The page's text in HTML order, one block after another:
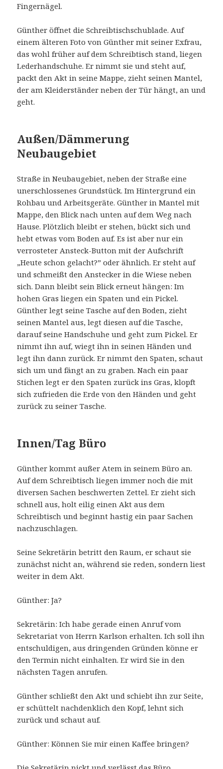
Fingernägel.
Günther öffnet die Schreibtischschublade. Auf
einem älteren Foto von Günther mit seiner Exfrau,
das wohl früher auf dem Schreibtisch stand, liegen
Lederhandschuhe. Er nimmt sie und steht auf,
packt den Akt in seine Mappe, zieht seinen Mantel,
der am Kleiderständer neben der Tür hängt, an und
geht.
Außen/Dämmerung
Neubaugebiet
Straße in Neubaugebiet, neben der Straße eine
unerschlossenes Grundstück. Im Hintergrund ein
Rohbau und Arbeitsgeräte. Günther in Mantel mit
Mappe, den Blick nach unten auf dem Weg nach
Hause. Plötzlich bleibt er stehen, bückt sich und
hebt etwas vom Boden auf. Es ist aber nur ein
verrosteter Ansteck-Button mit der Aufschrift
„Heute schon gelacht?” oder ähnlich. Er steht auf
und schmeißt den Anstecker in die Wiese neben
sich. Dann bleibt sein Blick erneut hängen: Im
hohen Gras liegen ein Spaten und ein Pickel.
Günther legt seine Tasche auf den Boden, zieht
seinen Mantel aus, legt diesen auf die Tasche,
darauf seine Handschuhe und geht zum Pickel. Er
nimmt ihn auf, wiegt ihn in seinen Händen und
legt ihn dann zurück. Er nimmt den Spaten, schaut
sich um und fängt an zu graben. Nach ein paar
Stichen legt er den Spaten zurück ins Gras, klopft
sich zufrieden die Erde von den Händen und geht
zurück zu seiner Tasche.
Innen/Tag Büro
Günther kommt außer Atem in seinem Büro an.
Auf dem Schreibtisch liegen immer noch die mit
diversen Sachen beschwerten Zettel. Er zieht sich
schnell aus, holt eilig einen Akt aus dem
Schreibtisch und beginnt hastig ein paar Sachen
nachzuschlagen.
Seine Sekretärin betritt den Raum, er schaut sie
zunächst nicht an, während sie reden, sondern liest
weiter in dem Akt.
Günther: Ja?
Sekretärin: Ich habe gerade einen Anruf vom
Sekretariat von Herrn Karlson erhalten. Ich soll ihn
entschuldigen, aus dringenden Gründen könne er
den Termin nicht einhalten. Er wird Sie in den
nächsten Tagen anrufen.
Günther schließt den Akt und schiebt ihn zur Seite,
er schüttelt nachdenklich den Kopf, lehnt sich
zurück und schaut auf.
Günther: Können Sie mir einen Kaffee bringen?